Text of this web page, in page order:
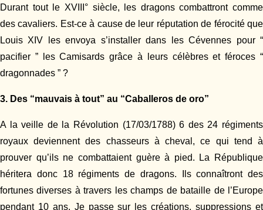
Durant tout le XVIII° siècle, les dragons combattront comme
des cavaliers. Est-ce à cause de leur réputation de férocité que
Louis XIV les envoya s’installer dans les Cévennes pour “
pacifier ” les Camisards grâce à leurs célèbres et féroces “
dragonnades ” ?
3. Des “mauvais à tout” au “Caballeros de oro”
A la veille de la Révolution (17/03/1788) 6 des 24 régiments
royaux deviennent des chasseurs à cheval, ce qui tend à
prouver qu’ils ne combattaient guère à pied. La République
héritera donc 18 régiments de dragons. Ils connaîtront des
fortunes diverses à travers les champs de bataille de l’Europe
pendant 10 ans. Je passe sur les créations, suppressions et